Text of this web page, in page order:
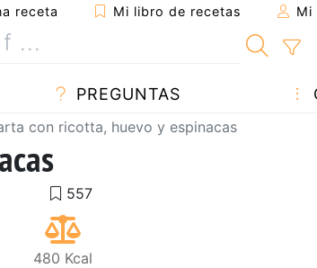
receta Mi libro de recetas Mi
PREGUNTAS
con ricotta, huevo y espinacas
480 Kcal